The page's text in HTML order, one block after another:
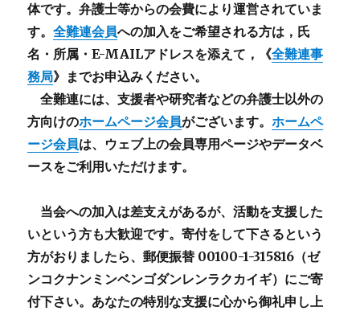
体です。弁護士等からの会費により運営されていま
す。全難連会員への加入をご希望される方は，氏
名・所属・E-MAILアドレスを添えて，《全難連事
務局》までお申込みください。
全難連には、支援者や研究者などの弁護士以外の
方向けのホームページ会員がございます。ホームペ
ージ会員は、ウェブ上の会員専用ページやデータベ
ースをご利用いただけます。
当会への加入は差支えがあるが、活動を支援した
いという方も大歓迎です。寄付をして下さるという
方がおりましたら、郵便振替 00100-1-315816（ゼ
ンコクナンミンベンゴダンレンラクカイギ）にご寄
付下さい。あなたの特別な支援に心から御礼申し上